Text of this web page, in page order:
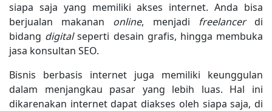
siapa saja yang memiliki akses internet. Anda bisa
berjualan makanan online, menjadi freelancerdi
bidang digitalseperti desain grafis, hingga membuka
jasa konsultan SEO.
Bisnis berbasis internet juga memiliki keunggulan
dalam menjangkau pasar yang lebih luas. Hal ini
dikarenakan internet dapat diakses oleh siapa saja, di